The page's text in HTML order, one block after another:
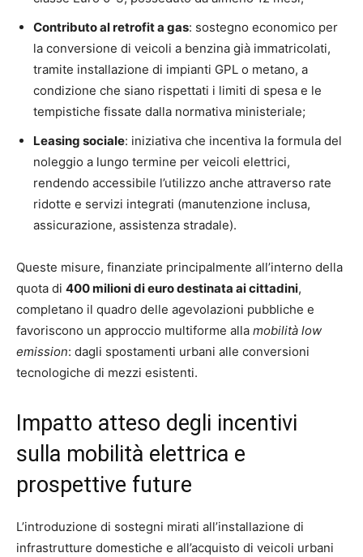
Contributo al retrofit a gas: sostegno economico per
la conversione di veicoli a benzina già immatricolati,
tramite installazione di impianti GPL o metano, a
condizione che siano rispettati i limiti di spesa e le
tempistiche fissate dalla normativa ministeriale;
Leasing sociale: iniziativa che incentiva la formula del
noleggio a lungo termine per veicoli elettrici,
rendendo accessibile l’utilizzo anche attraverso rate
ridotte e servizi integrati (manutenzione inclusa,
assicurazione, assistenza stradale).
Queste misure, finanziate principalmente all’interno della
quota di 400 milioni di euro destinata ai cittadini,
completano il quadro delle agevolazioni pubbliche e
favoriscono un approccio multiforme alla mobilità low
emission: dagli spostamenti urbani alle conversioni
tecnologiche di mezzi esistenti.
Impatto atteso degli incentivi
sulla mobilità elettrica e
prospettive future
L’introduzione di sostegni mirati all’installazione di
infrastrutture domestiche e all’acquisto di veicoli urbani